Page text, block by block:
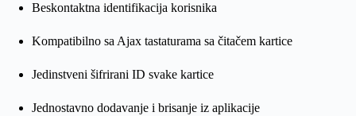
Beskontaktna identifikacija korisnika
Kompatibilno sa Ajax tastaturama sa čitačem kartice
Jedinstveni šifrirani ID svake kartice
Jednostavno dodavanje i brisanje iz aplikacije